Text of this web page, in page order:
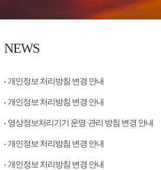
NEWS
개인정보 처리방침 변경 안내
개인정보 처리방침 변경 안내
영상정보처리기기 운영·관리 방침 변경 안내
개인정보 처리방침 변경 안내
개인정보 처리방침 변경 안내